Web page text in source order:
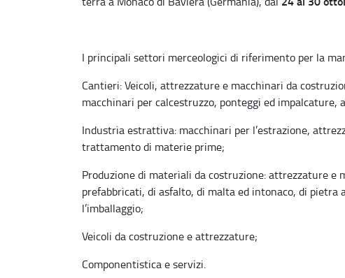
I principali settori merceologici di riferimento per la
Cantieri: Veicoli, attrezzature e macchinari da
macchinari per calcestruzzo, ponteggi ed impalcature,
Industria estrattiva: macchinari per l’estrazione,
trattamento di materie prime;
Produzione di materiali da costruzione: attrezzature e
prefabbricati, di asfalto, di malta ed intonaco, di
l’imballaggio;
Veicoli da costruzione e attrezzature;
Componentistica e servizi.